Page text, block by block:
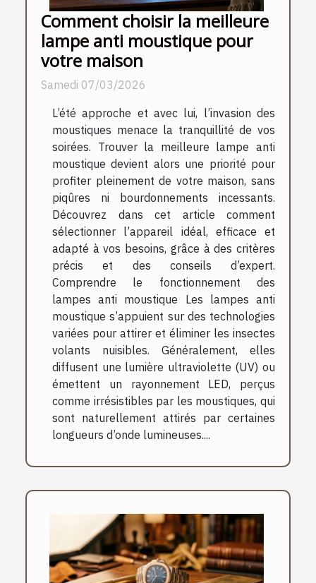
Comment choisir la meilleure
lampe anti moustique pour
votre maison
Samedi 07/03/2026
L’été approche et avec lui, l’invasion des
moustiques menace la tranquillité de vos
soirées. Trouver la meilleure lampe anti
moustique devient alors une priorité pour
profiter pleinement de votre maison, sans
piqûres ni bourdonnements incessants.
Découvrez dans cet article comment
sélectionner l’appareil idéal, efficace et
adapté à vos besoins, grâce à des critères
précis et des conseils d’expert.
Comprendre le fonctionnement des
lampes anti moustique Les lampes anti
moustique s’appuient sur des technologies
variées pour attirer et éliminer les insectes
volants nuisibles. Généralement, elles
diffusent une lumière ultraviolette (UV) ou
émettent un rayonnement LED, perçus
comme irrésistibles par les moustiques, qui
sont naturellement attirés par certaines
longueurs d’onde lumineuses....